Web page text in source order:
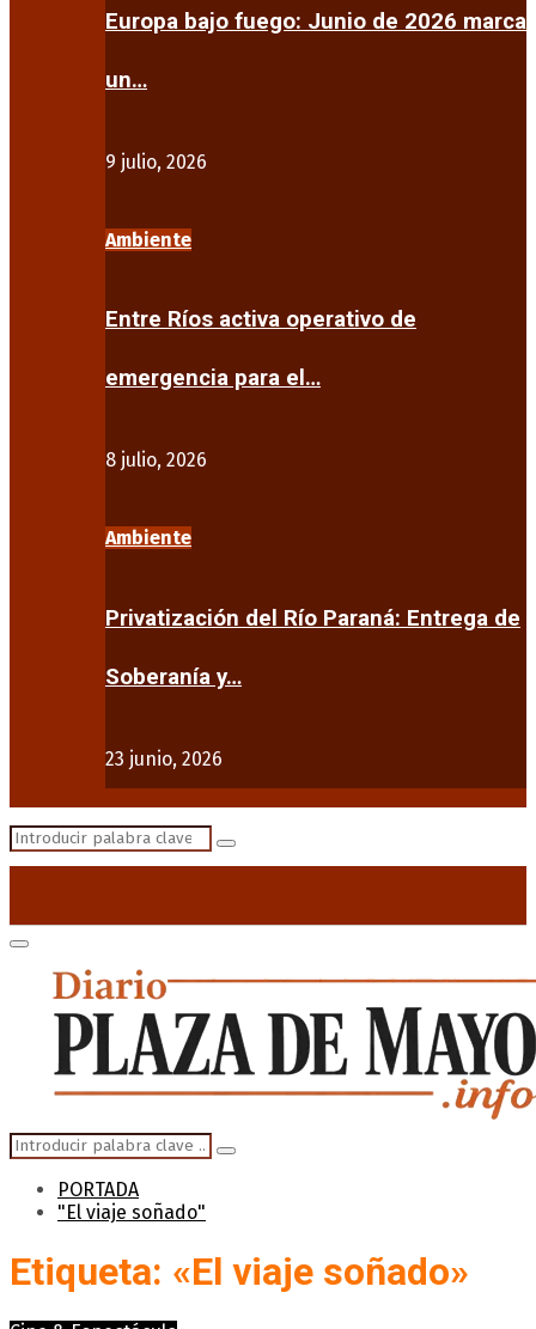
Europa bajo fuego: Junio de 2026 marca
un…
9 julio, 2026
Ambiente
Entre Ríos activa operativo de
emergencia para el…
8 julio, 2026
Ambiente
Privatización del Río Paraná: Entrega de
Soberanía y…
23 junio, 2026
Search
Search
Primary
Menu
Search
for:
Search
PORTADA
"El viaje soñado"
Etiqueta: «El viaje soñado»